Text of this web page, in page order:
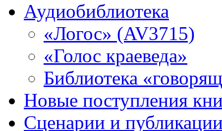
Аудиобиблиотека
«Логос» (AV3715)
«Голос краеведа»
Библиотека
Новые поступления
Сценарии и